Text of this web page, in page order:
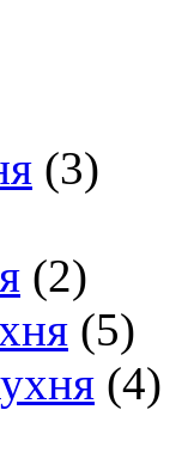
(3)
(2)
(5)
(4)